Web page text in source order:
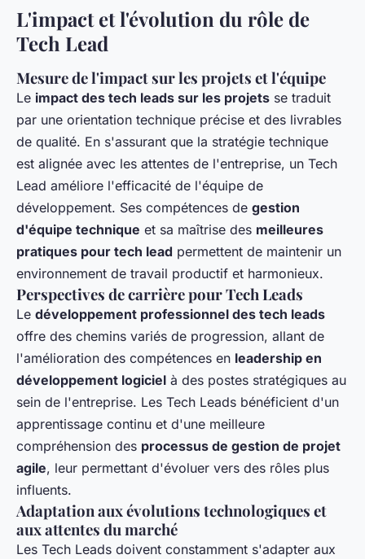
L'impact et l'évolution du rôle de
Tech Lead
Mesure de l'impact sur les projets et l'équipe
Le impact des tech leads sur les projets se traduit
par une orientation technique précise et des livrables
de qualité. En s'assurant que la stratégie technique
est alignée avec les attentes de l'entreprise, un Tech
Lead améliore l'efficacité de l'équipe de
développement. Ses compétences de gestion
d'équipe technique et sa maîtrise des meilleures
pratiques pour tech lead permettent de maintenir un
environnement de travail productif et harmonieux.
Perspectives de carrière pour Tech Leads
Le développement professionnel des tech leads
offre des chemins variés de progression, allant de
l'amélioration des compétences en leadership en
développement logiciel à des postes stratégiques au
sein de l'entreprise. Les Tech Leads bénéficient d'un
apprentissage continu et d'une meilleure
compréhension des processus de gestion de projet
agile, leur permettant d'évoluer vers des rôles plus
influents.
Adaptation aux évolutions technologiques et
aux attentes du marché
Les Tech Leads doivent constamment s'adapter aux